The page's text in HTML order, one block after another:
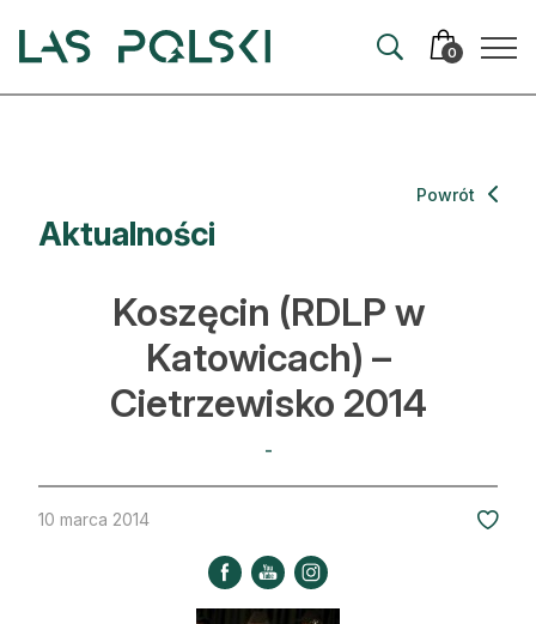
0
Artykuły
Hodowla lasu
Ochrona lasu
Nowe technologie
Kultura i historia
Strefa eksperta
Aktualności
Powrót
Koszęcin (RDLP w
Katowicach) –
Cietrzewisko 2014
-
10 marca 2014